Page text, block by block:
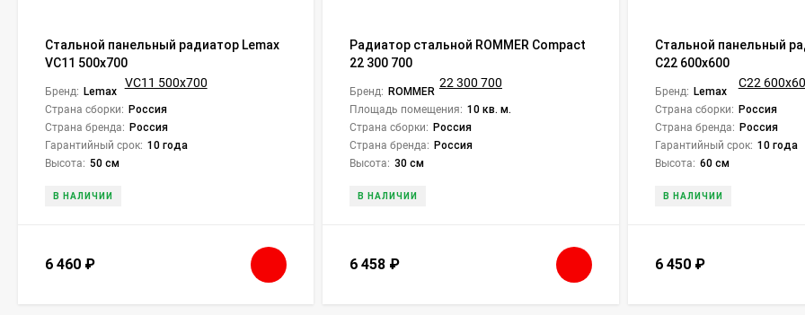
Стальной панельный радиатор Lemax
VC11 500х700
Бренд: Lemax
Страна сборки: Россия
Страна бренда: Россия
Гарантийный срок: 10 года
Высота: 50 см
В НАЛИЧИИ
6 460 ₽
Радиатор стальной ROMMER Compact
22 300 700
Бренд: ROMMER
Площадь помещения: 10 кв. м.
Страна сборки: Россия
Страна бренда: Россия
Высота: 30 см
В НАЛИЧИИ
6 458 ₽
Стальной панельный
C22 600х600
Бренд: Lemax
Страна сборки: Россия
Страна бренда: Россия
Гарантийный срок: 10 года
Высота: 60 см
В НАЛИЧИИ
6 450 ₽